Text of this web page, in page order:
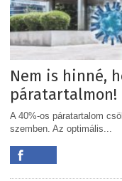
Nem is hinné,
páratartalmon!
A 40%-os páratartalom
szemben. Az optimális...